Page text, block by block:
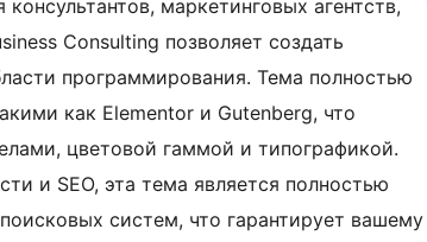
маркетинговых агентств,
Consulting позволяет создать
программирования. Тема полностью
как Elementor и Gutenberg, что
цветовой гаммой и типографикой.
и SEO, эта тема является полностью
систем, что гарантирует вашему